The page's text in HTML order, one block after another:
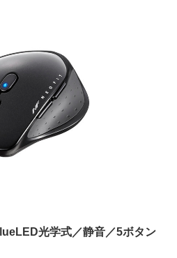
光学式／静音／5ボタン